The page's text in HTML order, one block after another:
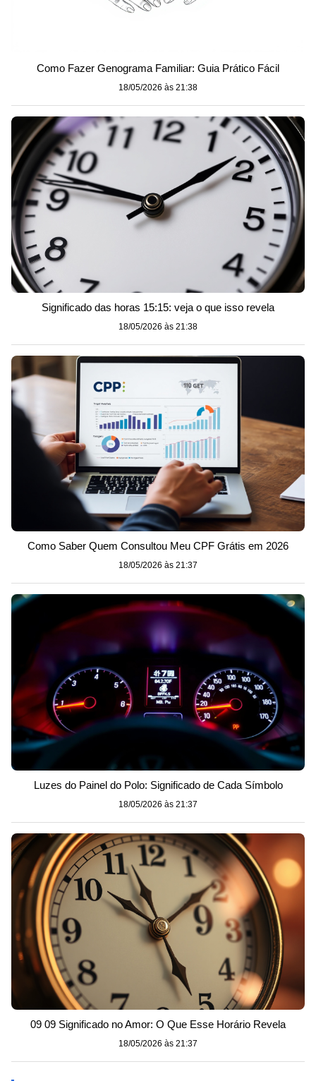
Como Fazer Genograma Familiar: Guia Prático Fácil
18/05/2026 às 21:38
Significado das horas 15:15: veja o que isso revela
18/05/2026 às 21:38
Como Saber Quem Consultou Meu CPF Grátis em 2026
18/05/2026 às 21:37
Luzes do Painel do Polo: Significado de Cada Símbolo
18/05/2026 às 21:37
09 09 Significado no Amor: O Que Esse Horário Revela
18/05/2026 às 21:37